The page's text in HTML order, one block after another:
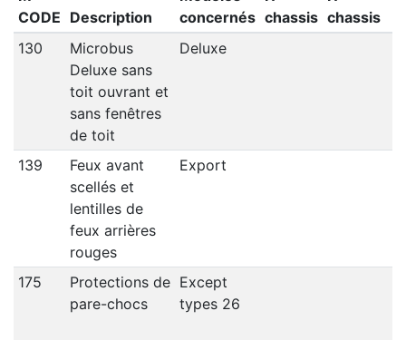
CODE Description
concernés chassis chassis
130
Microbus
Deluxe sans
toit ouvrant et
sans fenêtres
de toit
Deluxe
139
Feux avant
scellés et
lentilles de
feux arrières
rouges
Export
175
Protections de
pare-chocs
Except
types 26